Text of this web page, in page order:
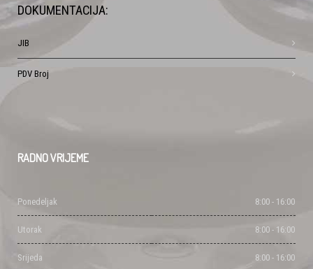
DOKUMENTACIJA:
JIB
PDV Broj
RADNOVRIJEME
Ponedeljak 8:00 - 16:00
Utorak 8:00 - 16:00
Srijeda 8:00 - 16:00